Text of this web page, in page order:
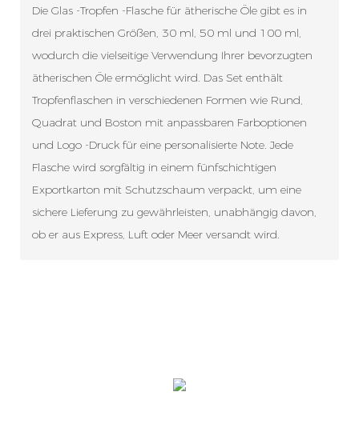
Die Glas -Tropfen -Flasche für ätherische Öle gibt es in
drei praktischen Größen, 30 ml, 50 ml und 100 ml,
wodurch die vielseitige Verwendung Ihrer bevorzugten
ätherischen Öle ermöglicht wird. Das Set enthält
Tropfenflaschen in verschiedenen Formen wie Rund,
Quadrat und Boston mit anpassbaren Farboptionen
und Logo -Druck für eine personalisierte Note. Jede
Flasche wird sorgfältig in einem fünfschichtigen
Exportkarton mit Schutzschaum verpackt, um eine
sichere Lieferung zu gewährleisten, unabhängig davon,
ob er aus Express, Luft oder Meer versandt wird.